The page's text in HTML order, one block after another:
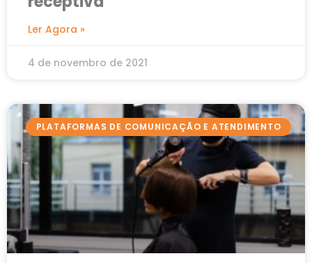
Ler Agora »
4 de novembro de 2021
PLATAFORMAS DE COMUNICAÇÃO E ATENDIMENTO